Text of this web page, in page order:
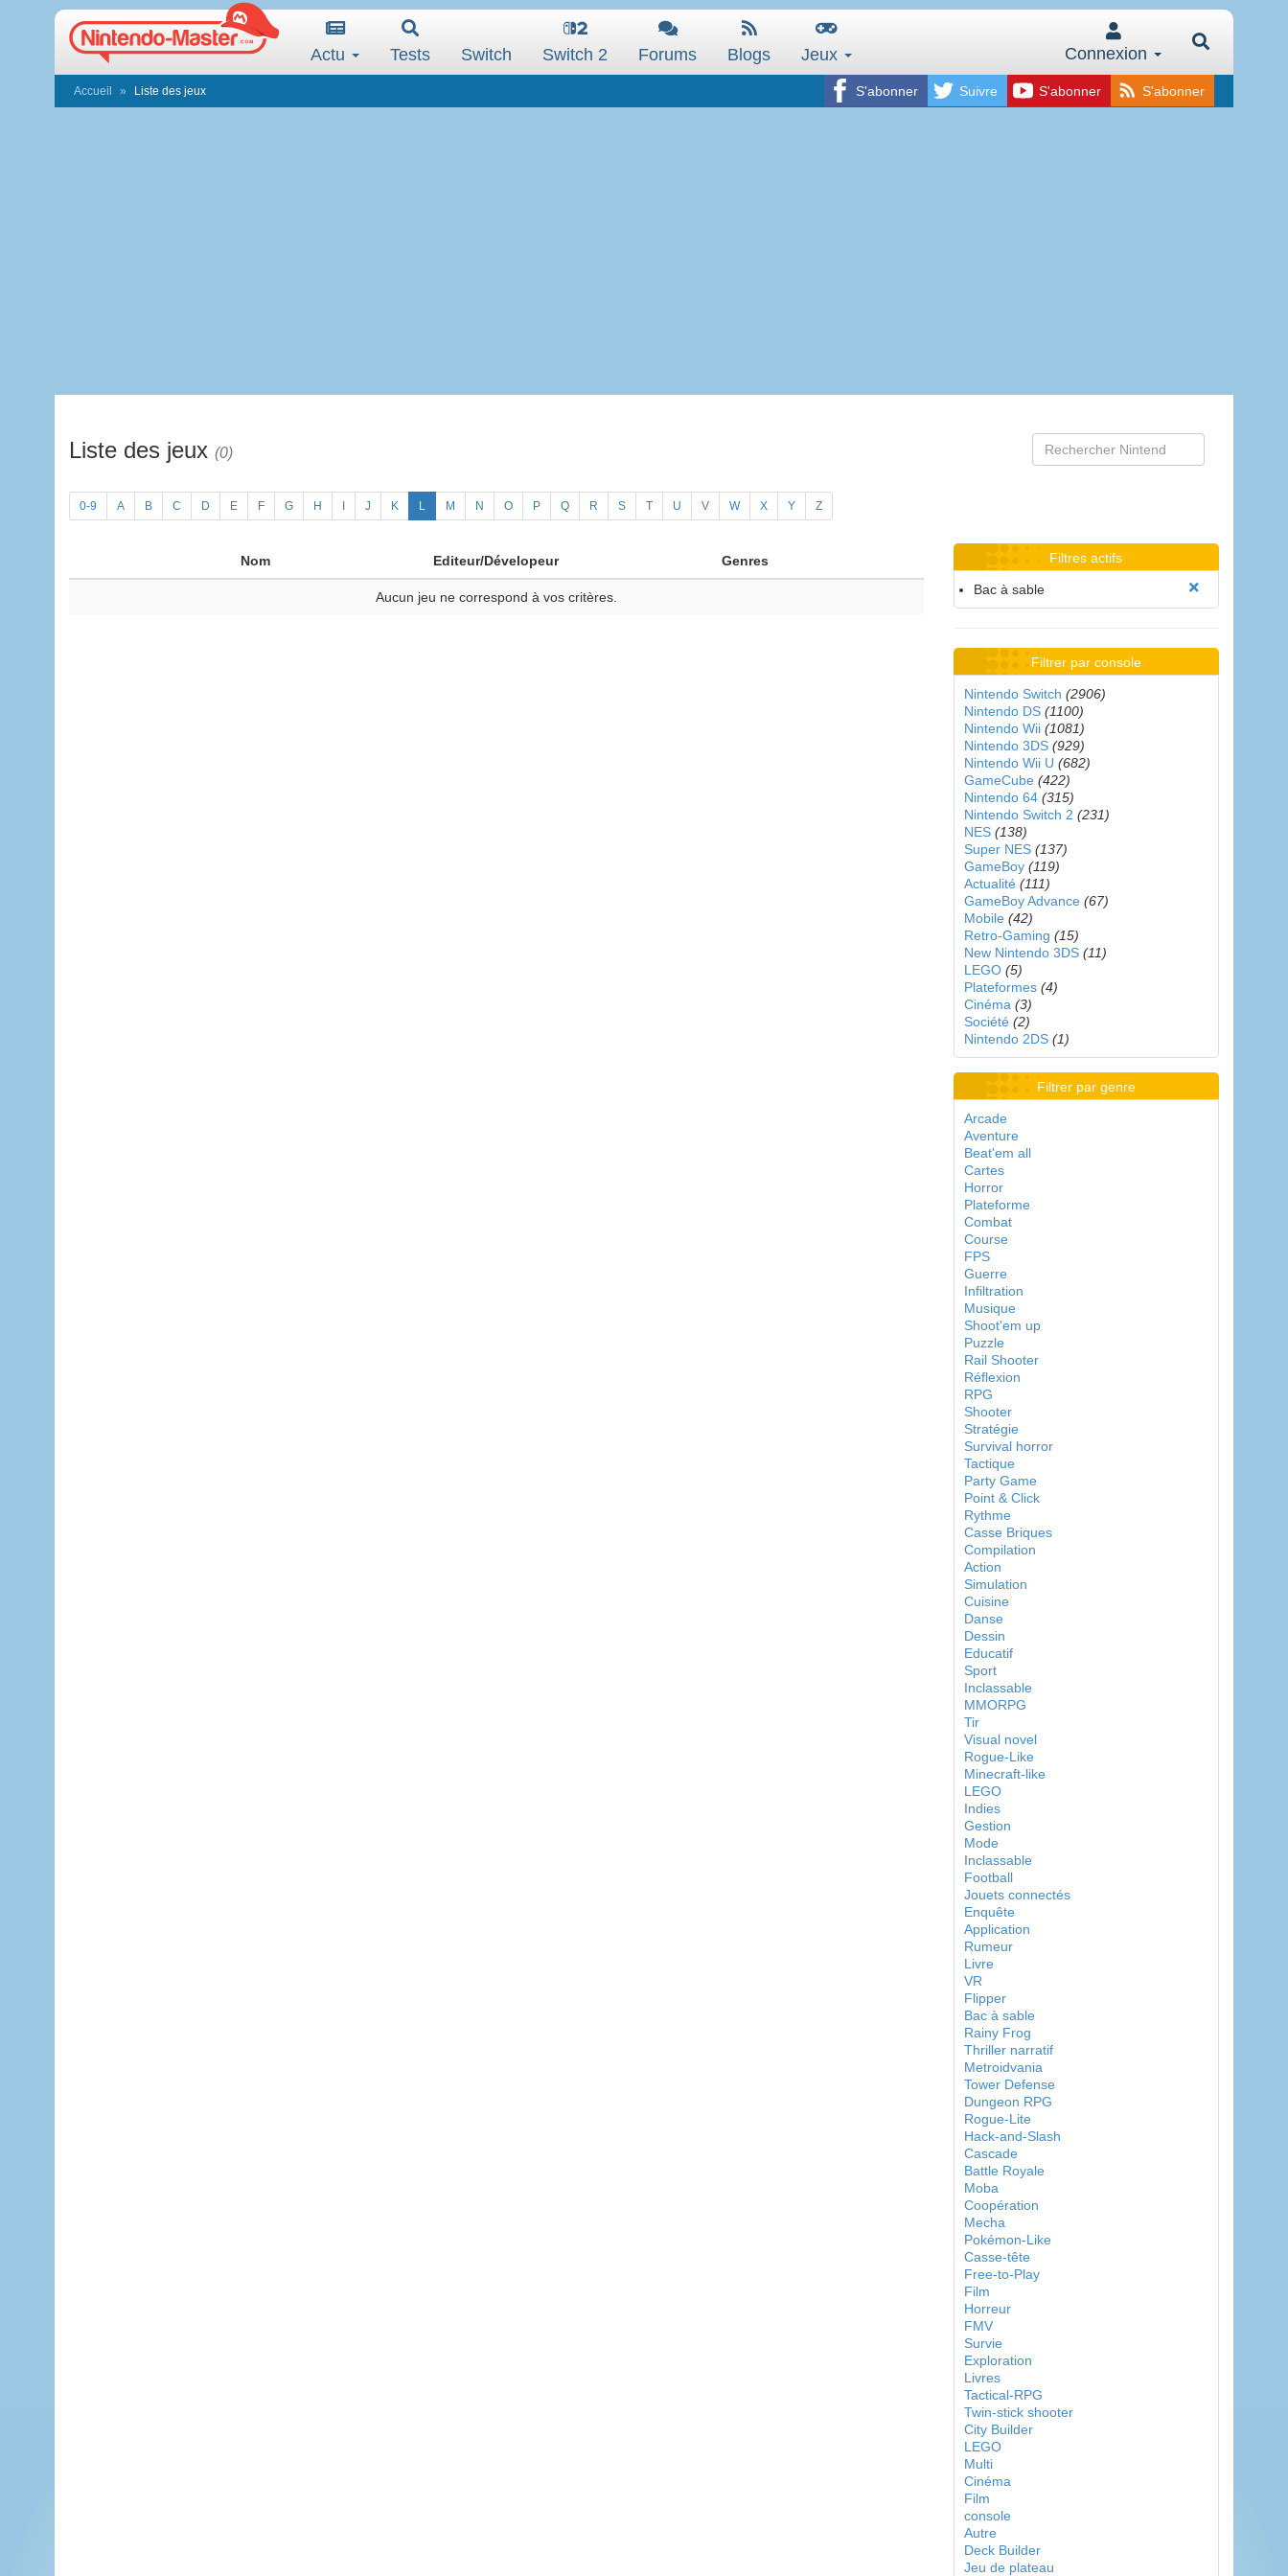
Actu Tests Switch Switch 2 Forums Blogs Jeux Connexion
S'abonner Suivre S'abonner S'abonner
Accueil Liste des jeux
Liste des jeux (0)
0-9 A B C D E F G H J K L M N O P Q R S T U V W X Y Z
Nom Editeur/Dévelopeur Genres
Aucun jeu ne correspond à vos critères.
Filtres actifs
Bac à sable
Filtrer par console
Nintendo Switch (2906)
Nintendo DS (1100)
Nintendo Wii (1081)
Nintendo 3DS (929)
Nintendo Wii U (682)
GameCube (422)
Nintendo 64 (315)
Nintendo Switch 2 (231)
NES (138)
Super NES (137)
GameBoy (119)
Actualité (111)
GameBoy Advance (67)
Mobile (42)
Retro-Gaming (15)
New Nintendo 3DS (11)
LEGO (5)
Plateformes (4)
Cinéma (3)
Société (2)
Nintendo 2DS (1)
Filtrer par genre
Arcade
Aventure
Beat'em all
Cartes
Horror
Plateforme
Combat
Course
FPS
Guerre
Infiltration
Musique
Shoot'em up
Puzzle
Rail Shooter
Réflexion
RPG
Shooter
Stratégie
Survival horror
Tactique
Party Game
Point & Click
Rythme
Casse Briques
Compilation
Action
Simulation
Cuisine
Danse
Dessin
Educatif
Sport
Inclassable
MMORPG
Tir
Visual novel
Rogue-Like
Minecraft-like
LEGO
Indies
Gestion
Mode
Inclassable
Football
Jouets connectés
Enquête
Application
Rumeur
Livre
VR
Flipper
Bac à sable
Rainy Frog
Thriller narratif
Metroidvania
Tower Defense
Dungeon RPG
Rogue-Lite
Hack-and-Slash
Cascade
Battle Royale
Moba
Coopération
Mecha
Pokémon-Like
Casse-tête
Free-to-Play
Film
Horreur
FMV
Survie
Exploration
Livres
Tactical-RPG
Twin-stick shooter
City Builder
LEGO
Multi
Cinéma
Film
console
Autre
Deck Builder
Jeu de plateau